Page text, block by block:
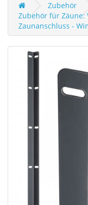
Zubehör
Zubehör für Zäune:
Zaunanschluss -